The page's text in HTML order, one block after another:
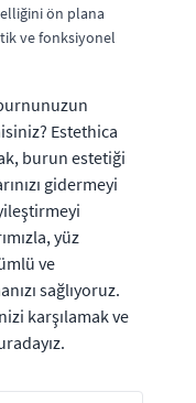
ön plana
ve fonksiyonel
Estethica
burun estetiği
gidermeyi
yüz
ve
sağlıyoruz.
karşılamak ve